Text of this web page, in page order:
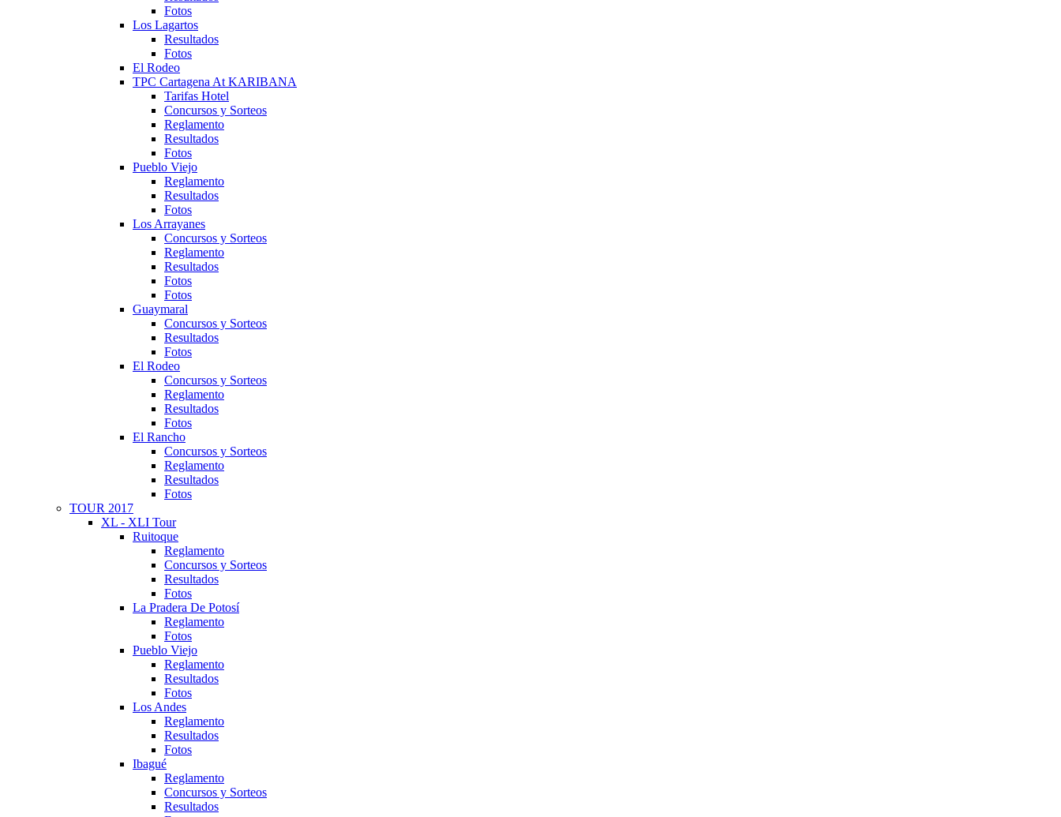
Fotos
Los Lagartos
Resultados
Fotos
El Rodeo
TPC Cartagena At KARIBANA
Tarifas Hotel
Concursos y Sorteos
Reglamento
Resultados
Fotos
Pueblo Viejo
Reglamento
Resultados
Fotos
Los Arrayanes
Concursos y Sorteos
Reglamento
Resultados
Fotos
Fotos
Guaymaral
Concursos y Sorteos
Resultados
Fotos
El Rodeo
Concursos y Sorteos
Reglamento
Resultados
Fotos
El Rancho
Concursos y Sorteos
Reglamento
Resultados
Fotos
TOUR 2017
XL - XLI Tour
Ruitoque
Reglamento
Concursos y Sorteos
Resultados
Fotos
La Pradera De Potosí
Reglamento
Fotos
Pueblo Viejo
Reglamento
Resultados
Fotos
Los Andes
Reglamento
Resultados
Fotos
Ibagué
Reglamento
Concursos y Sorteos
Resultados